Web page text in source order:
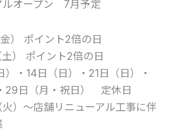
オープン 7月予定
） ポイント2倍の日
） ポイント2倍の日
・14日（日）・21日（日）・
29日（月・祝日） 定休日
）～店舗リニューアル工事に伴